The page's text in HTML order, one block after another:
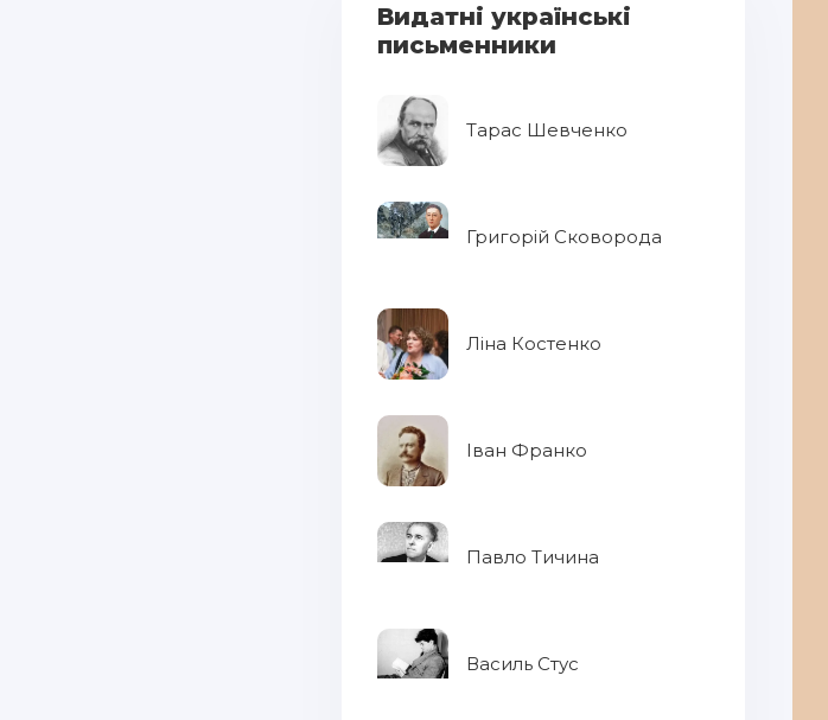
Видатні українські
письменники
Тарас Шевченко
Григорій Сковорода
Ліна Костенко
Іван Франко
Павло Тичина
Василь Стус